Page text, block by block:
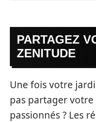
PARTAGEZ
ZENITUDE
Une fois votre
pas partager votre
passionnés ? Les